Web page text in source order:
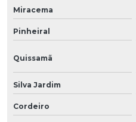
Miracema
Pinheiral
Quissamã
Silva Jardim
Cordeiro